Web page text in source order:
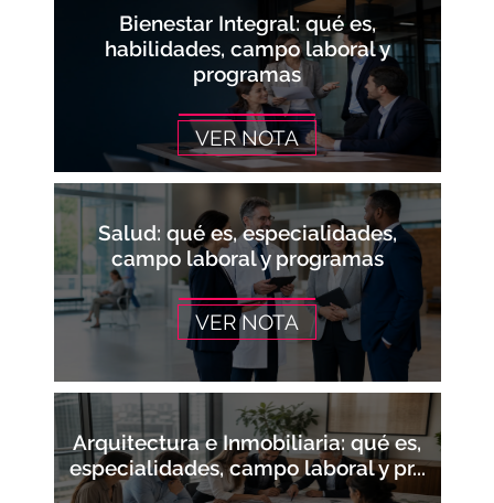
Bienestar Integral: qué es,
habilidades, campo laboral y
programas
VER NOTA
Salud: qué es, especialidades,
campo laboral y programas
VER NOTA
Arquitectura e Inmobiliaria: qué es,
especialidades, campo laboral y pr...